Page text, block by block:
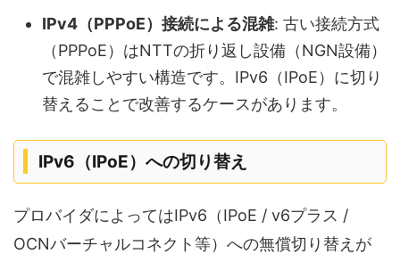
IPv4（PPPoE）接続による混雑: 古い接続方式
（PPPoE）はNTTの折り返し設備（NGN設備）
で混雑しやすい構造です。IPv6（IPoE）に切り
替えることで改善するケースがあります。
IPv6（IPoE）への切り替え
プロバイダによってはIPv6（IPoE / v6プラス /
OCNバーチャルコネクト等）への無償切り替えが